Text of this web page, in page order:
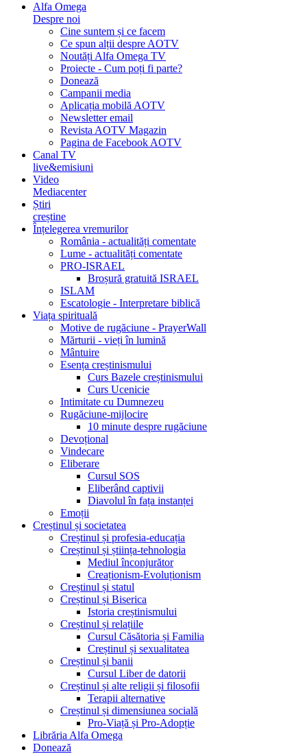
Alfa Omega
Despre noi
Cine suntem și ce facem
Ce spun alții despre AOTV
Noutăți Alfa Omega TV
Proiecte - Cum poți fi parte?
Donează
Campanii media
Aplicația mobilă AOTV
Newsletter email
Revista AOTV Magazin
Pagina de Facebook AOTV
Canal TV
live&emisiuni
Video
Mediacenter
Știri
creștine
Înțelegerea vremurilor
România - actualități comentate
Lume - actualități comentate
PRO-ISRAEL
Broșură gratuită ISRAEL
ISLAM
Escatologie - Interpretare biblică
Viața spirituală
Motive de rugăciune - PrayerWall
Mărturii - vieți în lumină
Mântuire
Esența creștinismului
Curs Bazele creștinismului
Curs Ucenicie
Intimitate cu Dumnezeu
Rugăciune-mijlocire
10 minute despre rugăciune
Devoțional
Vindecare
Eliberare
Cursul SOS
Eliberând captivii
Diavolul în fața instanței
Emoții
Creștinul și societatea
Creștinul și profesia-educația
Creștinul și știința-tehnologia
Mediul înconjurător
Creaționism-Evoluționism
Creștinul și statul
Creștinul și Biserica
Istoria creștinismului
Creștinul și relațiile
Cursul Căsătoria și Familia
Creștinul și sexualitatea
Creștinul și banii
Cursul Liber de datorii
Creștinul și alte religii și filosofii
Terapii alternative
Creștinul și dimensiunea socială
Pro-Viață și Pro-Adopție
Librăria Alfa Omega
Donează